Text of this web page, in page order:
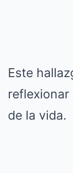
Este
de la vida.